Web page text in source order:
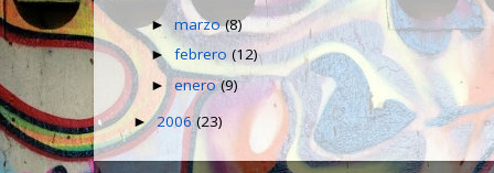
►marzo(8)
►febrero(12)
►enero(9)
►2006(23)